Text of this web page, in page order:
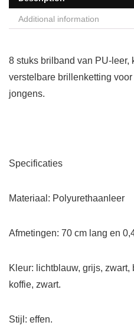
Additional information
8 stuks brilband van PU-leer,
verstelbare brillenketting
jongens.
Specificaties
Materiaal: Polyurethaanleer
Afmetingen: 70 cm lang en
Kleur: lichtblauw, grijs, zwart,
koffie, zwart.
Stijl: effen.